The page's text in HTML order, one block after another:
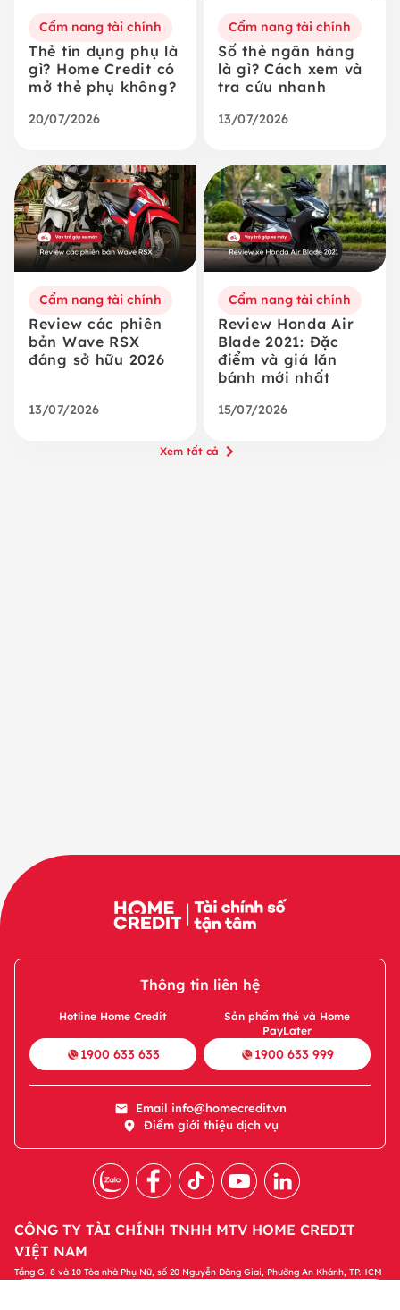
Cẩm nang tài chính
Thẻ tín dụng phụ là
gì? Home Credit có
mở thẻ phụ không?
20/07/2026
Cẩm nang tài chính
Số thẻ ngân hàng
là gì? Cách xem và
tra cứu nhanh
13/07/2026
Cẩm nang tài chính
Review các phiên
bản Wave RSX
đáng sở hữu 2026
13/07/2026
Cẩm nang tài chính
Review Honda Air
Blade 2021: Đặc
điểm và giá lăn
bánh mới nhất
15/07/2026
Xem tất cả
Thông tin liên hệ
Hotline Home Credit
1900 633 633
Sản phẩm thẻ và Home
PayLater
1900 633 999
Email info@homecredit.vn
Điểm giới thiệu dịch vụ
CÔNG TY TÀI CHÍNH TNHH MTV HOME CREDIT
VIỆT NAM
Tầng G, 8 và 10 Tòa nhà Phụ Nữ, số 20 Nguyễn Đăng Giai, Phường An Khánh, TP.HCM